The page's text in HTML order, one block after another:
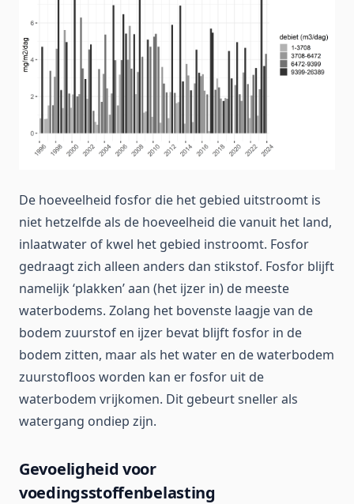
De hoeveelheid fosfor die het gebied uitstroomt is
niet hetzelfde als de hoeveelheid die vanuit het land,
inlaatwater of kwel het gebied instroomt. Fosfor
gedraagt zich alleen anders dan stikstof. Fosfor blijft
namelijk ‘plakken’ aan (het ijzer in) de meeste
waterbodems. Zolang het bovenste laagje van de
bodem zuurstof en ijzer bevat blijft fosfor in de
bodem zitten, maar als het water en de waterbodem
zuurstofloos worden kan er fosfor uit de
waterbodem vrijkomen. Dit gebeurt sneller als
watergang ondiep zijn.
Gevoeligheid voor
voedingsstoffenbelasting